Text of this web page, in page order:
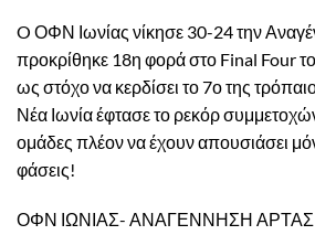
O ΟΦΝ Ιωνίας νίκησε 30-24 την
προκρίθηκε 18η φορά στο Final Four
ως στόχο να κερδίσει το 7ο της
Νέα Ιωνία έφτασε το ρεκόρ
ομάδες πλέον να έχουν απουσιάσει
φάσεις!
ΟΦΝ ΙΩΝΙΑΣ- ΑΝΑΓΕΝΝΗΣΗ ΑΡΤΑΣ